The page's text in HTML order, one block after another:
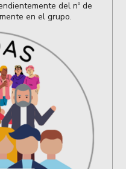
del nº de
en el grupo.